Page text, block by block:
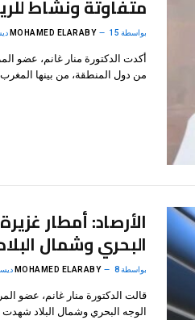
متفاوتة ونشاط
بواسطة MOHAMED ELARABY 15 ديسمبر، 2025
أكدت الدكتورة منار غانم، عضو
من دول المنطقة، من بينها
الأرصاد: أمطار
البحري وشمال
بواسطة MOHAMED ELARABY 8 ديسمبر، 2025
قالت الدكتورة منار غانم، عضو
الوجه البحري وشمال البلاد شهدت